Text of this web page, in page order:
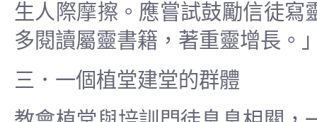
生人際摩擦。應嘗試鼓勵信徒寫
多閱讀屬靈書籍，著重靈增長。
三．一個植堂建堂的群體